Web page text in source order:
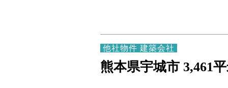
他社物件 建築会社
熊本県宇城市 3,461